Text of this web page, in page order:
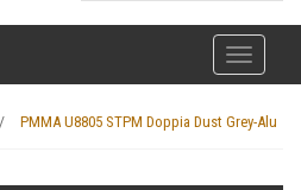
Toggle
navigation
PMMA U8805 STPM Doppia Dust Grey-Alu